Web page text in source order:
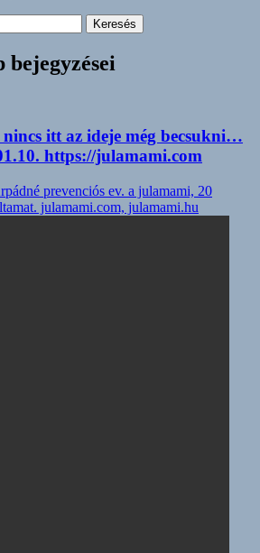
bejegyzései
nincs itt az ideje még becsukni…
https://julamami.com
prevenciós ev. a julamami, 20
julamami.com, julamami.hu